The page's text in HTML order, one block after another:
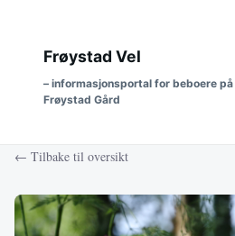
Frøystad Vel
– informasjonsportal for beboere på
Frøystad Gård
← Tilbake til oversikt